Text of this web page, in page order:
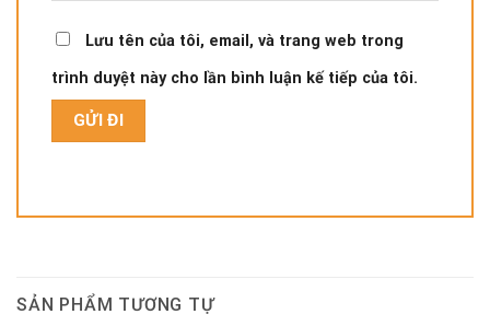
Lưu tên của tôi, email, và trang web trong
trình duyệt này cho lần bình luận kế tiếp của tôi.
SẢN PHẨM TƯƠNG TỰ